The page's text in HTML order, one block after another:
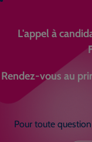
L'appel à
Rendez-vous au
Pour toute